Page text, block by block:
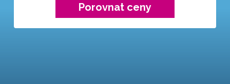
Porovnat ceny